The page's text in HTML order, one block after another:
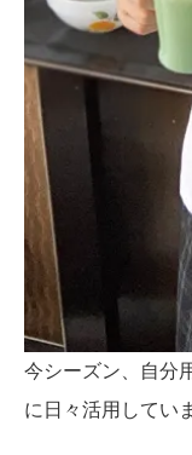
今シーズン、自分
に日々活用してい